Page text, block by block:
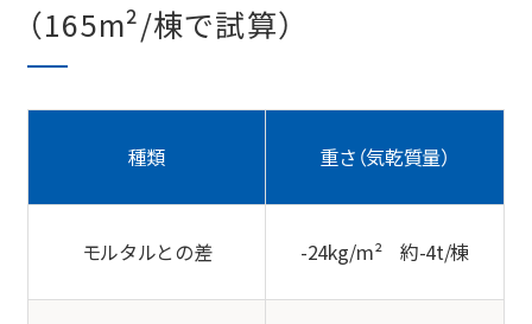
（165m²/棟で試算）
種類 重さ（気乾質量）
モルタルとの差 -24kg/m² 約-4t/棟